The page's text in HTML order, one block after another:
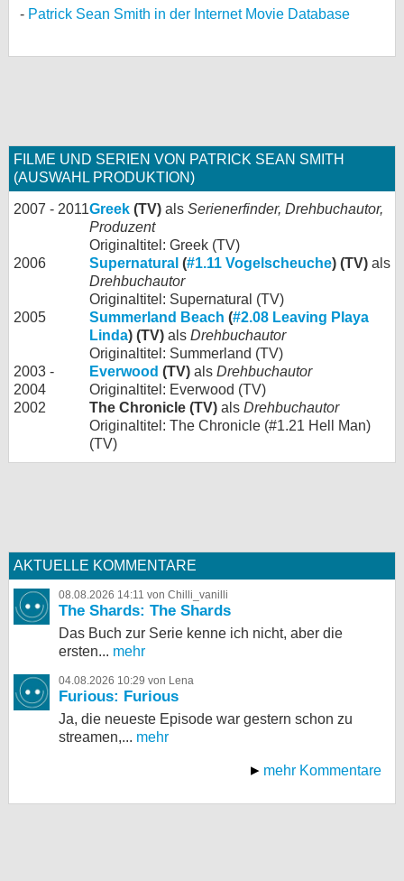
Patrick Sean Smith in der Internet Movie Database
FILME UND SERIEN VON PATRICK SEAN SMITH
(AUSWAHL PRODUKTION)
2007 - 2011Greek (TV) als Serienerfinder, Drehbuchautor,
Produzent
Originaltitel: Greek (TV)
2006
Supernatural (#1.11 Vogelscheuche) (TV) als
Drehbuchautor
Originaltitel: Supernatural (TV)
2005
Summerland Beach (#2.08 Leaving Playa
Linda) (TV) als Drehbuchautor
Originaltitel: Summerland (TV)
2003 -
2004
Everwood (TV) als Drehbuchautor
Originaltitel: Everwood (TV)
2002
The Chronicle (TV) als Drehbuchautor
Originaltitel: The Chronicle (#1.21 Hell Man)
(TV)
AKTUELLE KOMMENTARE
08.08.2026 14:11 von Chilli_vanilli
The Shards: The Shards
Das Buch zur Serie kenne ich nicht, aber die
ersten... mehr
04.08.2026 10:29 von Lena
Furious: Furious
Ja, die neueste Episode war gestern schon zu
streamen,... mehr
mehr Kommentare